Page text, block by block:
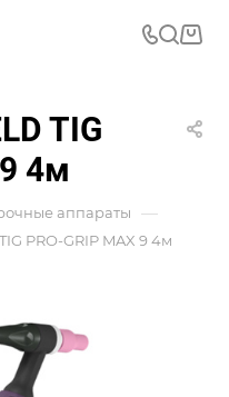
TIG
4м
аппараты —
PRO-GRIP MAX 9 4м